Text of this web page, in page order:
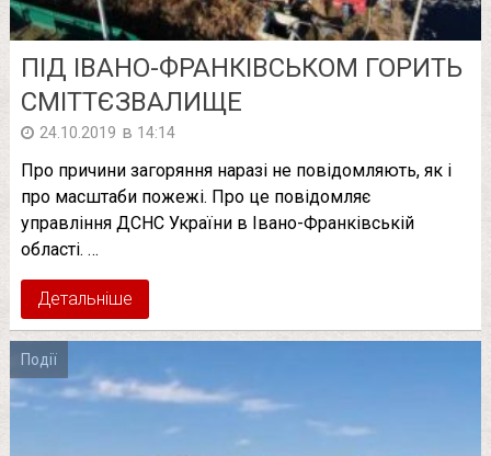
ПІД ІВАНО-ФРАНКІВСЬКОМ ГОРИТЬ
СМІТТЄЗВАЛИЩЕ
24.10.2019 в 14:14
Про причини загоряння наразі не повідомляють, як і
про масштаби пожежі. Про це повідомляє
управління ДСНС України в Івано-Франківській
області. …
Детальніше
Події